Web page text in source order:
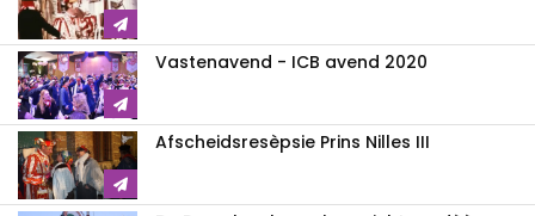
Vastenavend - ICB avend 2020
Afscheidsresèpsie Prins Nilles III